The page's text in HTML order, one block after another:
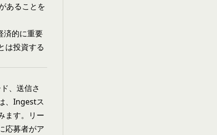
あることを
済的に重要
は投資する
、送信さ
、Ingestス
ます。リー
応募者がア